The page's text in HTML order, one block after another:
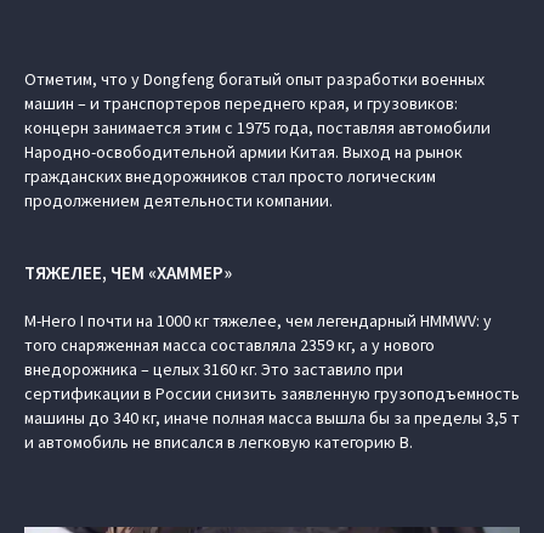
Отметим, что у Dongfeng богатый опыт разработки военных
машин – и транспортеров переднего края, и грузовиков:
концерн занимается этим с 1975 года, поставляя автомобили
Народно-освободительной армии Китая. Выход на рынок
гражданских внедорожников стал просто логическим
продолжением деятельности компании.
ТЯЖЕЛЕЕ, ЧЕМ «ХАММЕР»
M-Hero I почти на 1000 кг тяжелее, чем легендарный HMMWV: у
того снаряженная масса составляла 2359 кг, а у нового
внедорожника – целых 3160 кг. Это заставило при
сертификации в России снизить заявленную грузоподъемность
машины до 340 кг, иначе полная масса вышла бы за пределы 3,5 т
и автомобиль не вписался в легковую категорию B.